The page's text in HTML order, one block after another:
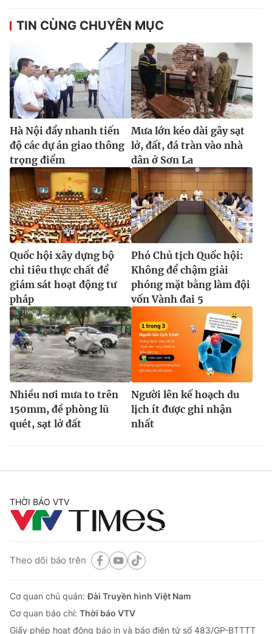
TIN CÙNG CHUYÊN MỤC
Hà Nội đẩy nhanh tiến
độ các dự án giao thông
trọng điểm
Mưa lớn kéo dài gây sạt
lở, đất, đá tràn vào nhà
dân ở Sơn La
Quốc hội xây dựng bộ
chỉ tiêu thực chất để
giám sát hoạt động tư
pháp
Phó Chủ tịch Quốc hội:
Không để chậm giải
phóng mặt bằng làm đội
vốn Vành đai 5
Nhiều nơi mưa to trên
150mm, đề phòng lũ
quét, sạt lở đất
Người lên kế hoạch du
lịch ít được ghi nhận
nhất
THỜI BÁO VTV
Theo dõi báo trên
Cơ quan chủ quản:Đài Truyền hình Việt Nam
Cơ quan báo chí: Thời báo VTV
Giấy phép hoạt động báo in và báo điện tử số 483/GP-BTTTT